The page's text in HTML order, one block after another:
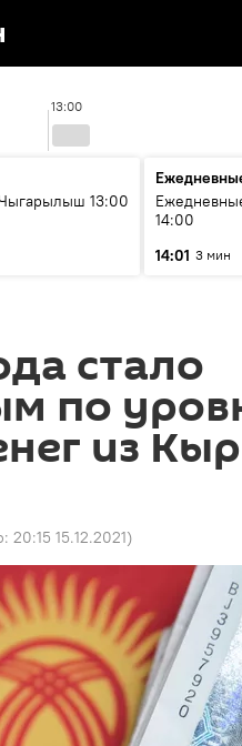
13:00
13:00
14:00
14:01 3 мин
стало
по
из
20:15 15.12.2021)